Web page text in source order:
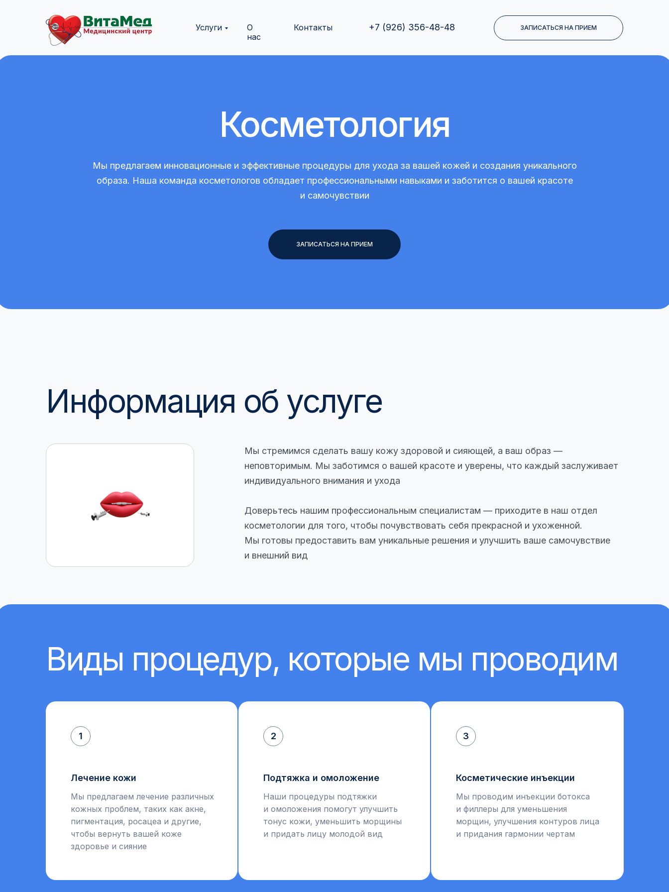
+7 (926) 356-48-48 ЗАПИСАТЬСЯ НА ПРИЕМ
О
нас
Контакты
Услуги
Мы предлагаем инновационные и эффективные процедуры для ухода за вашей кожей и создания уникального
образа. Наша команда косметологов обладает профессиональными навыками и заботится о вашей красоте
и самочувствии
Косметология
ЗАПИСАТЬСЯ НА ПРИЕМ
Информация об услуге
Мы стремимся сделать вашу кожу здоровой и сияющей, а ваш образ —
неповторимым. Мы заботимся о вашей красоте и уверены, что каждый заслуживает
индивидуального внимания и ухода
Доверьтесь нашим профессиональным специалистам — приходите в наш отдел
косметологии для того, чтобы почувствовать себя прекрасной и ухоженной.
Мы готовы предоставить вам уникальные решения и улучшить ваше самочувствие
и внешний вид
Виды процедур, которые мы проводим
Лечение кожи Подтяжка и омоложение Косметические инъекции
Мы предлагаем лечение различных
кожных проблем, таких как акне,
пигментация, росацеа и другие,
чтобы вернуть вашей коже
здоровье и сияние
Наши процедуры подтяжки
и омоложения помогут улучшить
тонус кожи, уменьшить морщины
и придать лицу молодой вид
Мы проводим инъекции ботокса
и филлеры для уменьшения
морщин, улучшения контуров лица
и придания гармонии чертам
1 2 3